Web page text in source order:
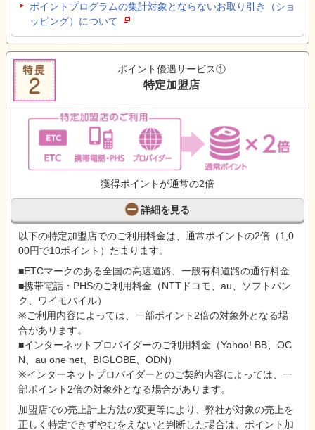
ポイントプログラムの集計対象とならないお取り引き（ショ
ッピング）について
ポイント優遇サービス①
特定加盟店
獲得ポイントが通常の2倍
詳細を見る
以下の特定加盟店でのご利用料金は、通常ポイントの2倍（1,0
00円で10ポイント）たまります。
■ETCマークのある全国の高速道路、一般有料道路の通行料金
■携帯電話・PHSのご利用料金（NTTドコモ、au、ソフトバン
ク、ワイモバイル）
※ご利用内容によっては、一部ポイント2倍の対象外となる場
合があります。
■インターネットプロバイダーのご利用料金（Yahoo! BB、OC
N、au one net、BIGLOBE、ODN）
※インターネットプロバイダーとのご契約内容によっては、一
部ポイント2倍の対象外となる場合があります。
加盟店での売上計上方法の変更等により、弊社が対象の売上を
正しく特定できずやむをえないと判断した場合は、ポイント加